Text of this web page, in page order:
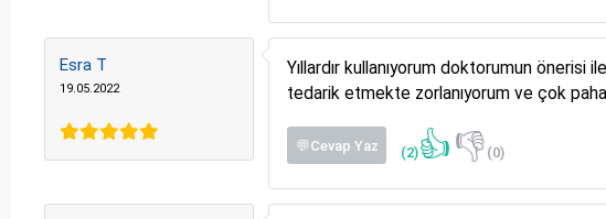
Esra T
19.05.2022
Yıllardır kullanıyorum doktorumun
tedarik etmekte zorlanıyorum ve çok
💬Cevap Yaz (2)👍👎 (0)